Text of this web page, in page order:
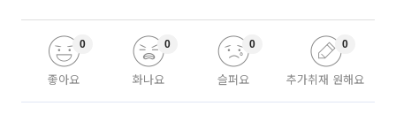
좋아요
0
화나요
0
슬퍼요
0
추가취재 원해요
0